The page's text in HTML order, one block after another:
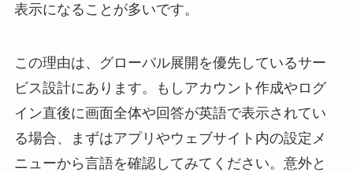
表示になることが多いです。
この理由は、グローバル展開を優先しているサー
ビス設計にあります。もしアカウント作成やログ
イン直後に画面全体や回答が英語で表示されてい
る場合、まずはアプリやウェブサイト内の設定メ
ニューから言語を確認してみてください。意外と